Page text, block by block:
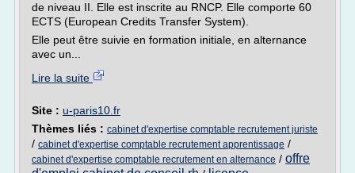
de niveau II. Elle est inscrite au RNCP. Elle comporte 60
ECTS (European Credits Transfer System).
Elle peut être suivie en formation initiale, en alternance
avec un...
Lire la suite
Site : u-paris10.fr
Thèmes liés : cabinet d'expertise comptable recrutement juriste
/ cabinet d'expertise comptable recrutement apprentissage /
cabinet d'expertise comptable recrutement en alternance / offre